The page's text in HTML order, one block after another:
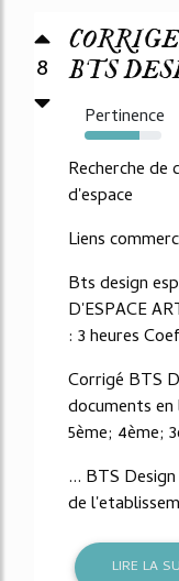
8
BTS
Pertinence
72%
Recherche
d'espace
Liens
Bts design
D'ESPACE
: 3 heures
Corrigé BTS
documents
5ème; 4ème;
... BTS
de
LIRE LA